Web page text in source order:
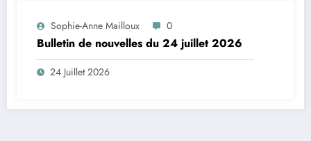
Sophie-Anne Mailloux 0
Bulletin de nouvelles du 24 juillet 2026
24 Juillet 2026